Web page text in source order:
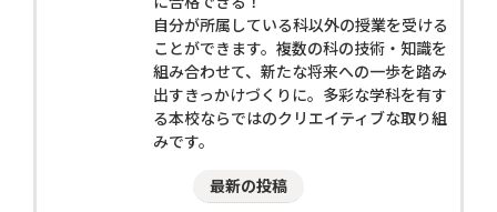
自分が所属している科以外の授業を受ける
ことができます。複数の科の技術・知識を
組み合わせて、新たな将来への一歩を踏み
出すきっかけづくりに。多彩な学科を有す
る本校ならではのクリエイティブな取り組
みです。
最新の投稿